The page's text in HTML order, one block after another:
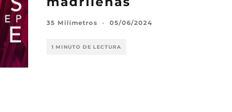
35 Milímetros · 05/06/2024
1 MINUTO DE LECTURA